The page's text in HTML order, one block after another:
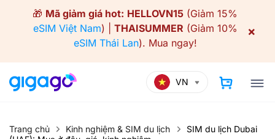
🎁 Mã giảm giá hot: HELLOVN15 (Giảm 15%
eSIM Việt Nam) | THAISUMMER (Giảm 10%
eSIM Thái Lan). Mua ngay!
×
VN
Trang chủ Kinh nghiệm & SIM du lịch
SIM du lịch Dubai